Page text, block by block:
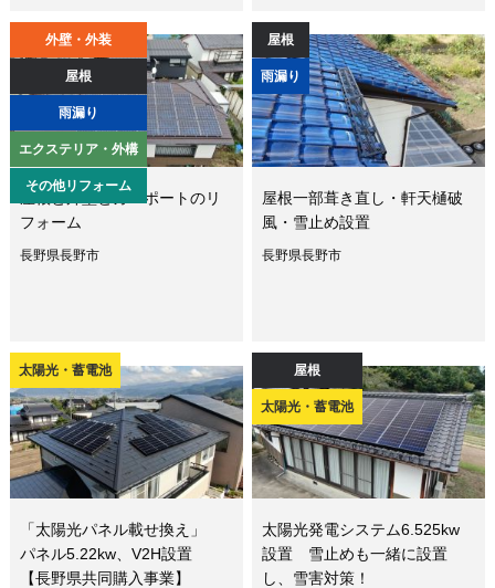
外壁・外装
屋根
雨漏り
エクステリア・外構
その他リフォーム
屋根と外壁とカーポートのリ
フォーム
長野県長野市
屋根
雨漏り
屋根一部葺き直し・軒天樋破
風・雪止め設置
長野県長野市
太陽光・蓄電池
「太陽光パネル載せ換え」
パネル5.22kw、V2H設置
【長野県共同購入事業】
屋根
太陽光・蓄電池
太陽光発電システム6.525kw
設置 雪止めも一緒に設置
し、雪害対策！